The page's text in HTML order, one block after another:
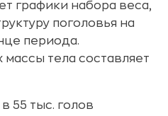
графики набора веса,
поголовья на
периода.
тела составляет
55 тыс. голов